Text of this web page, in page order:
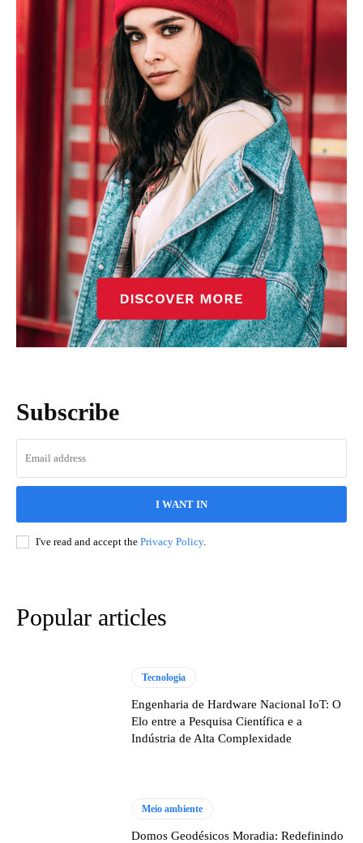
Subscribe
I WANT IN
I've read and accept the Privacy Policy.
Popular articles
Tecnologia
Engenharia de Hardware Nacional IoT: O
Elo entre a Pesquisa Científica e a
Indústria de Alta Complexidade
Meio ambiente
Domos Geodésicos Moradia: Redefinindo